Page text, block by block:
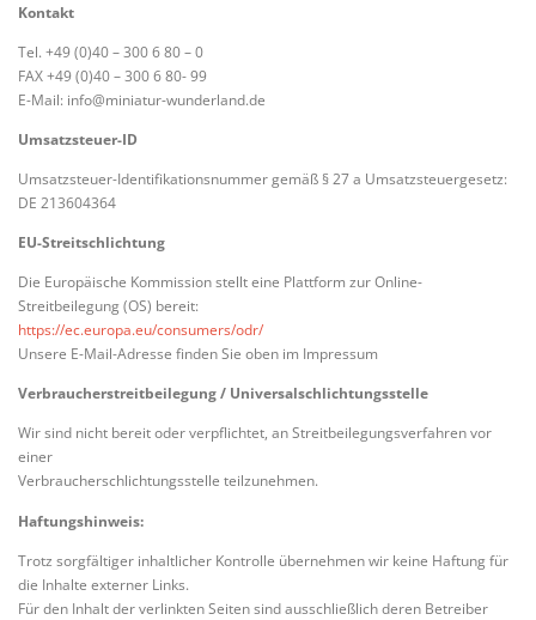
Kontakt
Tel. +49 (0)40 – 300 6 80 – 0
FAX +49 (0)40 – 300 6 80- 99
E-Mail: info@miniatur-wunderland.de
Umsatzsteuer-ID
Umsatzsteuer-Identifikationsnummer gemäß § 27 a Umsatzsteuergesetz:
DE 213604364
EU-Streitschlichtung
Die Europäische Kommission stellt eine Plattform zur Online-
Streitbeilegung (OS) bereit:
https://ec.europa.eu/consumers/odr/
Unsere E-Mail-Adresse finden Sie oben im Impressum
Verbraucherstreitbeilegung / Universalschlichtungsstelle
Wir sind nicht bereit oder verpflichtet, an Streitbeilegungsverfahren vor
einer
Verbraucherschlichtungsstelle teilzunehmen.
Haftungshinweis:
Trotz sorgfältiger inhaltlicher Kontrolle übernehmen wir keine Haftung für
die Inhalte externer Links.
Für den Inhalt der verlinkten Seiten sind ausschließlich deren Betreiber